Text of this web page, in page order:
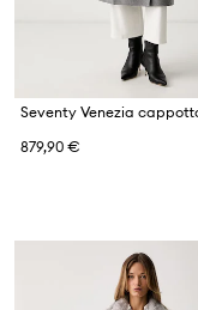
879,90 €